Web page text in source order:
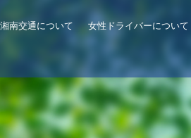
湘南交通について 女性ドライバーについて